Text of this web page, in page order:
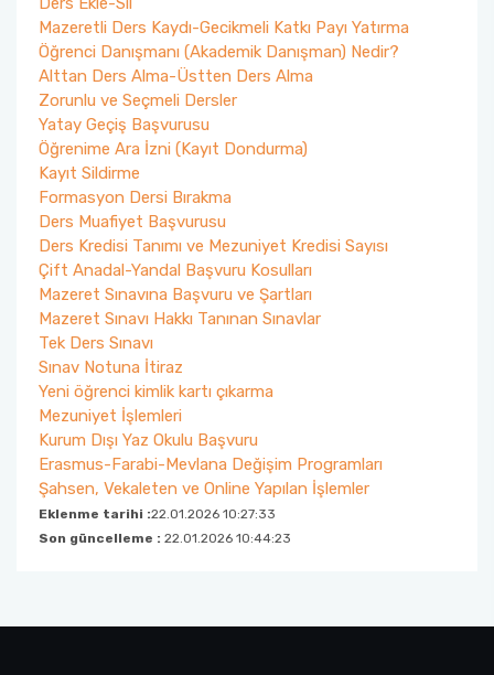
Mazeretli Ders Kaydı-Gecikmeli Katkı Payı Yatırma
Öğrenci Danışmanı (Akademik Danışman) Nedir?
Alttan Ders Alma-Üstten Ders Alma
Zorunlu ve Seçmeli Dersler
Yatay Geçiş Başvurusu
Öğrenime Ara İzni (Kayıt Dondurma)
Kayıt Sildirme
Formasyon Dersi Bırakma
Ders Muafiyet Başvurusu
Ders Kredisi Tanımı ve Mezuniyet Kredisi Sayısı
Çift Anadal-Yandal Başvuru Kosulları
Mazeret Sınavına Başvuru ve Şartları
Mazeret Sınavı Hakkı Tanınan Sınavlar
Tek Ders Sınavı
Sınav Notuna İtiraz
Yeni öğrenci kimlik kartı çıkarma
Mezuniyet İşlemleri
Kurum Dışı Yaz Okulu Başvuru
Erasmus-Farabi-Mevlana Değişim Programları
Şahsen, Vekaleten ve Online Yapılan İşlemler
Eklenme tarihi :22.01.2026 10:27:33
Son güncelleme : 22.01.2026 10:44:23
Sanat Tarihi Bölümü
Sosyoloji Bölümü
Tarih Bölümü
Türk Dili ve Edebiyatı Bölümü
Edebiyat Fakültesi Kazı ve Yüzey Araştırmaları
Sempozyumu
Etkinlikler
Duyurular
İş Akış Takvimi